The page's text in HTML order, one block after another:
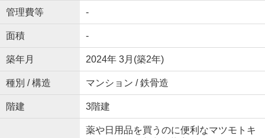
管理費等 -
面積 -
築年月 2024年 3月(築2年)
種別 / 構造 マンション / 鉄骨造
階建 3階建
薬や日用品を買うのに便利なマツモトキ